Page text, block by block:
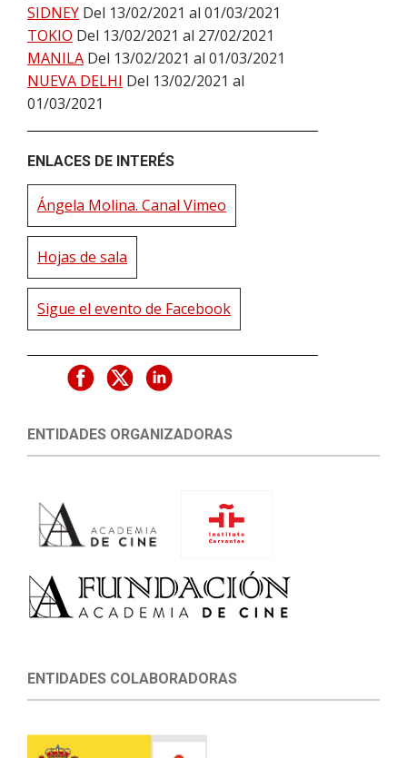
SIDNEY Del 13/02/2021 al 01/03/2021
TOKIO Del 13/02/2021 al 27/02/2021
MANILA Del 13/02/2021 al 01/03/2021
NUEVA DELHI Del 13/02/2021 al
01/03/2021
ENLACES DE INTERÉS
Ángela Molina. Canal Vimeo
Hojas de sala
Sigue el evento de Facebook
ENTIDADES ORGANIZADORAS
ENTIDADES COLABORADORAS